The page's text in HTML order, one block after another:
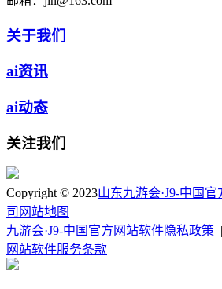
关于我们
ai资讯
ai动态
关注我们
Copyright © 2023山东九游会·J9-中国
司 网站地图
九游会·J9-中国官方网站软件隐私政策
网站软件服务条款